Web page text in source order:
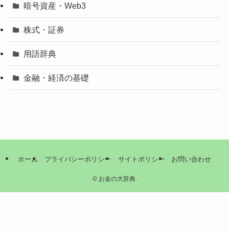
暗号資産・Web3
株式・証券
用語辞典
金融・経済の基礎
ホーム プライバシーポリシー サイトポリシー お問い合わせ
©お金の大辞典.